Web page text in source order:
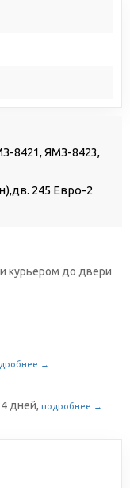
8421, ЯМЗ-8423,
245 Евро-2
курьером до двери
→
дней, подробнее →